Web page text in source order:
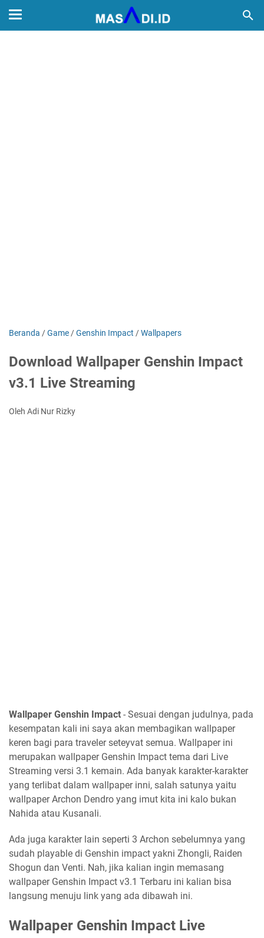
Beranda /Game /Genshin Impact /Wallpapers
Download Wallpaper Genshin Impact
v3.1 Live Streaming
Oleh Adi Nur Rizky
Wallpaper Genshin Impact - Sesuai dengan judulnya, pada
kesempatan kali ini saya akan membagikan wallpaper
keren bagi para traveler seteyvat semua. Wallpaper ini
merupakan wallpaper Genshin Impact tema dari Live
Streaming versi 3.1 kemain. Ada banyak karakter-karakter
yang terlibat dalam wallpaper inni, salah satunya yaitu
wallpaper Archon Dendro yang imut kita ini kalo bukan
Nahida atau Kusanali.
Ada juga karakter lain seperti 3 Archon sebelumnya yang
sudah playable di Genshin impact yakni Zhongli, Raiden
Shogun dan Venti. Nah, jika kalian ingin memasang
wallpaper Genshin Impact v3.1 Terbaru ini kalian bisa
langsung menuju link yang ada dibawah ini.
Wallpaper Genshin Impact Live